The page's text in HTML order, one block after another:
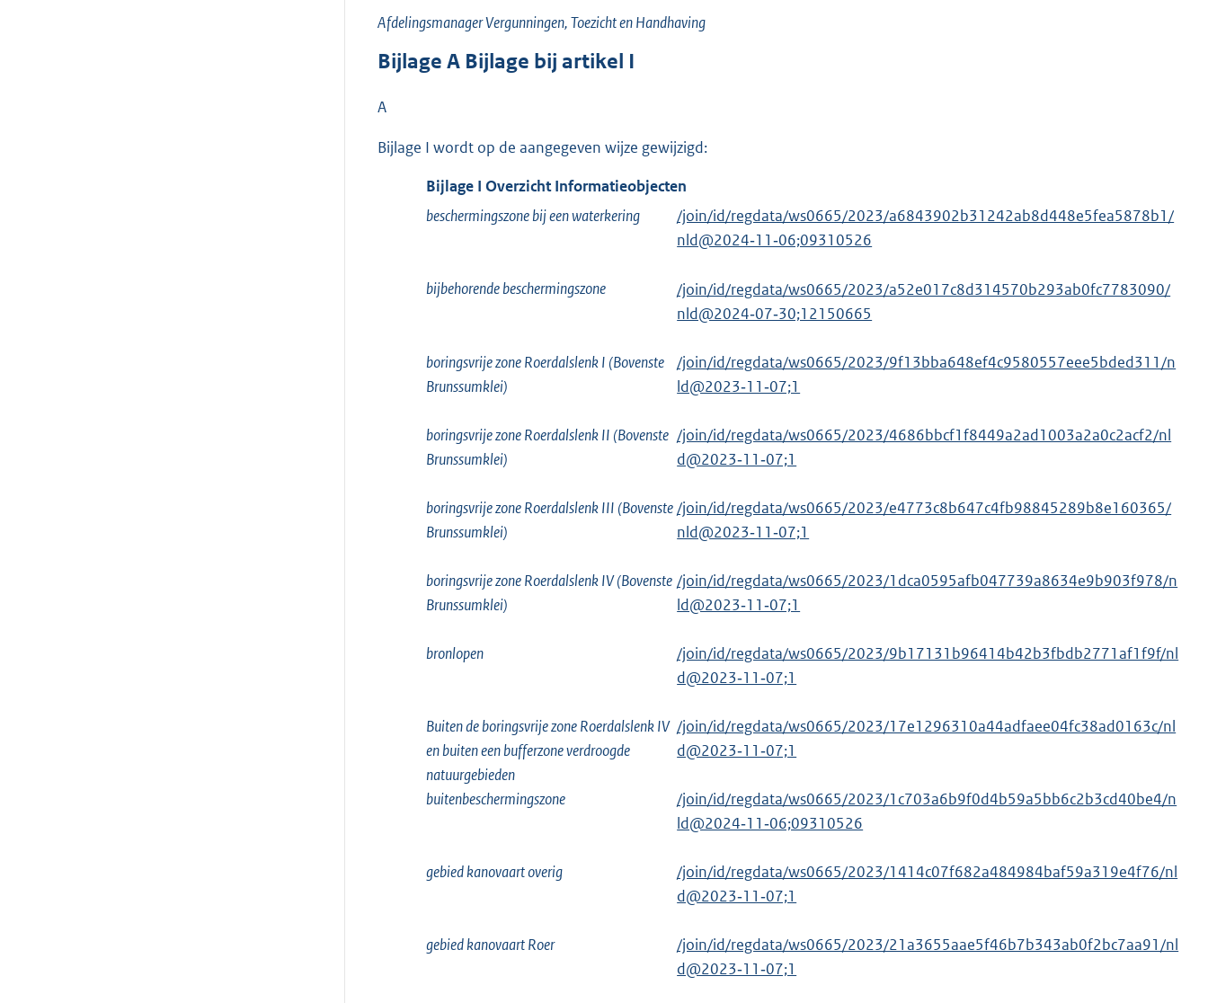
Afdelingsmanager Vergunningen, Toezicht en Handhaving
Bijlage A Bijlage bij artikel I
A
Bijlage I wordt op de aangegeven wijze gewijzigd:
Bijlage I Overzicht Informatieobjecten
beschermingszone bij een waterkering
/join/id/regdata/ws0665/2023/a6843902b31242ab8d448e5fea5878b1/
nld@2024‑11‑06;09310526
bijbehorende beschermingszone
/join/id/regdata/ws0665/2023/a52e017c8d314570b293ab0fc7783090/
nld@2024‑07‑30;12150665
boringsvrije zone Roerdalslenk I (Bovenste
Brunssumklei)
/join/id/regdata/ws0665/2023/9f13bba648ef4c9580557eee5bded311/n
ld@2023‑11‑07;1
boringsvrije zone Roerdalslenk II (Bovenste
Brunssumklei)
/join/id/regdata/ws0665/2023/4686bbcf1f8449a2ad1003a2a0c2acf2/nl
d@2023‑11‑07;1
boringsvrije zone Roerdalslenk III (Bovenste
Brunssumklei)
/join/id/regdata/ws0665/2023/e4773c8b647c4fb98845289b8e160365/
nld@2023‑11‑07;1
boringsvrije zone Roerdalslenk IV (Bovenste
Brunssumklei)
/join/id/regdata/ws0665/2023/1dca0595afb047739a8634e9b903f978/n
ld@2023‑11‑07;1
bronlopen
/join/id/regdata/ws0665/2023/9b17131b96414b42b3fbdb2771af1f9f/nl
d@2023‑11‑07;1
Buiten de boringsvrije zone Roerdalslenk IV
en buiten een bufferzone verdroogde
natuurgebieden
/join/id/regdata/ws0665/2023/17e1296310a44adfaee04fc38ad0163c/nl
d@2023‑11‑07;1
buitenbeschermingszone
/join/id/regdata/ws0665/2023/1c703a6b9f0d4b59a5bb6c2b3cd40be4/n
ld@2024‑11‑06;09310526
gebied kanovaart overig
/join/id/regdata/ws0665/2023/1414c07f682a484984baf59a319e4f76/nl
d@2023‑11‑07;1
gebied kanovaart Roer
/join/id/regdata/ws0665/2023/21a3655aae5f46b7b343ab0f2bc7aa91/nl
d@2023‑11‑07;1